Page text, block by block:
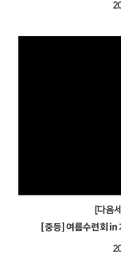
[다음
[중등] 여름수련회 in